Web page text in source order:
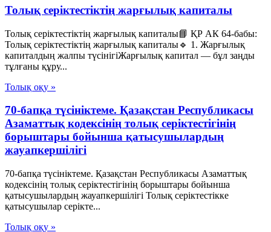
Толық серіктестіктің жарғылық капиталы
Толық серіктестіктің жарғылық капиталы📘 ҚР АК 64-бабы:
Толық серіктестіктің жарғылық капиталы🔹 1. Жарғылық
капиталдың жалпы түсінігіЖарғылық капитал — бұл заңды
тұлғаны құру...
Толық оқу »
70-бапқа түсініктеме. Қазақстан Республикасы
Азаматтық кодексінің толық серіктестігінің
борыштары бойынша қатысушылардың
жауапкершілігі
70-бапқа түсініктеме. Қазақстан Республикасы Азаматтық
кодексінің толық серіктестігінің борыштары бойынша
қатысушылардың жауапкершілігі Толық серіктестікке
қатысушылар серікте...
Толық оқу »